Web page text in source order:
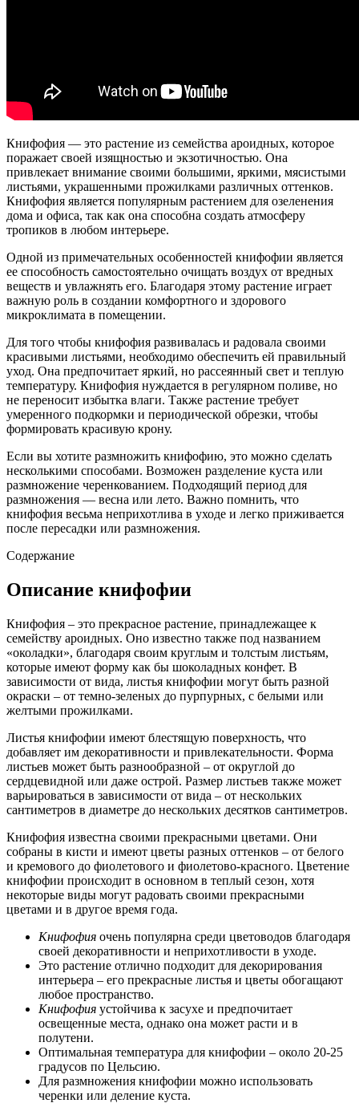
Книфофия — это растение из семейства ароидных, которое
поражает своей изящностью и экзотичностью. Она
привлекает внимание своими большими, яркими, мясистыми
листьями, украшенными прожилками различных оттенков.
Книфофия является популярным растением для озеленения
дома и офиса, так как она способна создать атмосферу
тропиков в любом интерьере.
Одной из примечательных особенностей книфофии является
ее способность самостоятельно очищать воздух от вредных
веществ и увлажнять его. Благодаря этому растение играет
важную роль в создании комфортного и здорового
микроклимата в помещении.
Для того чтобы книфофия развивалась и радовала своими
красивыми листьями, необходимо обеспечить ей правильный
уход. Она предпочитает яркий, но рассеянный свет и теплую
температуру. Книфофия нуждается в регулярном поливе, но
не переносит избытка влаги. Также растение требует
умеренного подкормки и периодической обрезки, чтобы
формировать красивую крону.
Если вы хотите размножить книфофию, это можно сделать
несколькими способами. Возможен разделение куста или
размножение черенкованием. Подходящий период для
размножения — весна или лето. Важно помнить, что
книфофия весьма неприхотлива в уходе и легко приживается
после пересадки или размножения.
Содержание
Описание книфофии
Книфофия – это прекрасное растение, принадлежащее к
семейству ароидных. Оно известно также под названием
«околадки», благодаря своим круглым и толстым листьям,
которые имеют форму как бы шоколадных конфет. В
зависимости от вида, листья книфофии могут быть разной
окраски – от темно-зеленых до пурпурных, с белыми или
желтыми прожилками.
Листья книфофии имеют блестящую поверхность, что
добавляет им декоративности и привлекательности. Форма
листьев может быть разнообразной – от округлой до
сердцевидной или даже острой. Размер листьев также может
варьироваться в зависимости от вида – от нескольких
сантиметров в диаметре до нескольких десятков сантиметров.
Книфофия известна своими прекрасными цветами. Они
собраны в кисти и имеют цветы разных оттенков – от белого
и кремового до фиолетового и фиолетово-красного. Цветение
книфофии происходит в основном в теплый сезон, хотя
некоторые виды могут радовать своими прекрасными
цветами и в другое время года.
Книфофия очень популярна среди цветоводов благодаря
своей декоративности и неприхотливости в уходе.
Это растение отлично подходит для декорирования
интерьера – его прекрасные листья и цветы обогащают
любое пространство.
Книфофия устойчива к засухе и предпочитает
освещенные места, однако она может расти и в
полутени.
Оптимальная температура для книфофии – около 20-25
градусов по Цельсию.
Для размножения книфофии можно использовать
черенки или деление куста.